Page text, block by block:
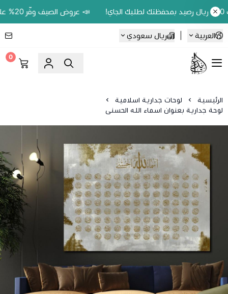
📣 عروض الصيف وفّر 20% على اللوحات الحين.. واكسب 200 ريال رصيد بمحفظتك لطلبك الجاي!
العربية ريال سعودي
Ebbdaa art
0
الرئيسية
لوحات جدارية اسلامية
لوحة جدارية بعنوان اسماء الله الحسنى